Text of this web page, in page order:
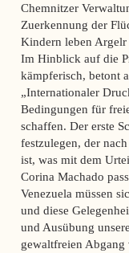
Chemnitzer
Zuerkennung der
Kindern leben Argelr
Im Hinblick auf die
kämpferisch, betont
„Internationaler
Bedingungen für
schaffen. Der erste
festzulegen, der
ist, was mit dem
Corina Machado
Venezuela müssen
und diese
und Ausübung
gewaltfreien